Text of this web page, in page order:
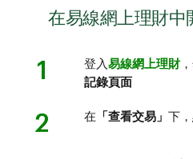
在易線網上理財中
1 登入易線網上理財
記錄頁面
2 在 「查看交易」 下